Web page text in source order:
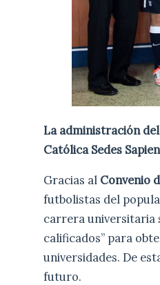
La administración
Católica Sedes
Gracias al Convenio
futbolistas del
carrera universitaria
calificados” para
universidades. De
futuro.